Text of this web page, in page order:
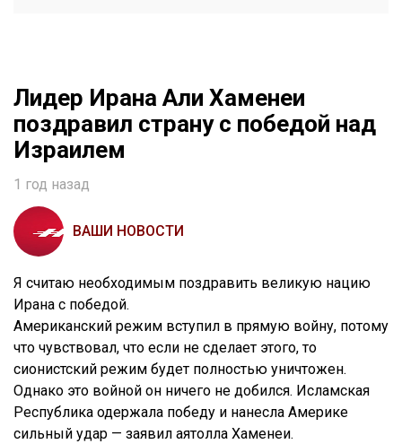
Лидер Ирана Али Хаменеи
поздравил страну с победой над
Израилем
1 год назад
ВАШИ НОВОСТИ
Я считаю необходимым поздравить великую нацию
Ирана с победой.
Американский режим вступил в прямую войну, потому
что чувствовал, что если не сделает этого, то
сионистский режим будет полностью уничтожен.
Однако это войной он ничего не добился. Исламская
Республика одержала победу и нанесла Америке
сильный удар — заявил аятолла Хаменеи.